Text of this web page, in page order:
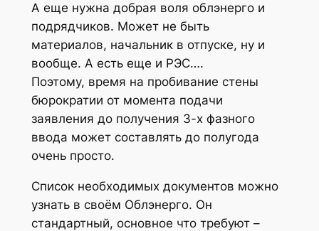
А еще нужна добрая воля облэнерго и
подрядчиков. Может не быть
материалов, начальник в отпуске, ну и
вообще. А есть еще и РЭС….
Поэтому, время на пробивание стены
бюрократии от момента подачи
заявления до получения 3-х фазного
ввода может составлять до полугода
очень просто.
Список необходимых документов можно
узнать в своём Облэнерго. Он
стандартный, основное что требуют –